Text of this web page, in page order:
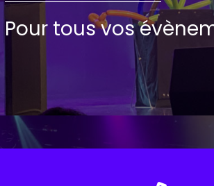
Pour tous vos